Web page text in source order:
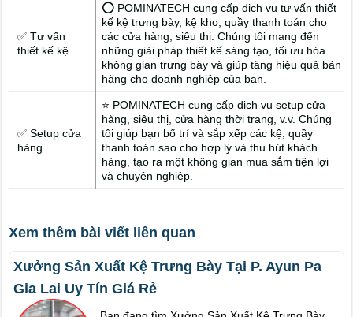
✅ Tư vấn
thiết kế kệ
⭕ POMINATECH cung cấp dịch vụ tư vấn thiết
kế kệ trưng bày, kệ kho, quầy thanh toán cho
các cửa hàng, siêu thị. Chúng tôi mang đến
những giải pháp thiết kế sáng tạo, tối ưu hóa
không gian trưng bày và giúp tăng hiệu quả bán
hàng cho doanh nghiệp của bạn.
✅ Setup cửa
hàng
⭐ POMINATECH cung cấp dịch vụ setup cửa
hàng, siêu thị, cửa hàng thời trang, v.v. Chúng
tôi giúp bạn bố trí và sắp xếp các kệ, quầy
thanh toán sao cho hợp lý và thu hút khách
hàng, tạo ra một không gian mua sắm tiện lợi
và chuyên nghiệp.
Xem thêm bài viết liên quan
Xưởng Sản Xuất Kệ Trưng Bày Tại P. Ayun Pa
Gia Lai Uy Tín Giá Rẻ